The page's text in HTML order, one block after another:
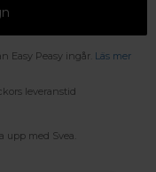
Easy Peasy ingår. Läs mer
leveranstid
upp med Svea.